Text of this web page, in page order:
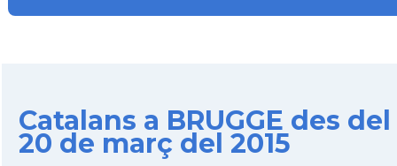
Catalans a BRUGGE des del
20 de març del 2015